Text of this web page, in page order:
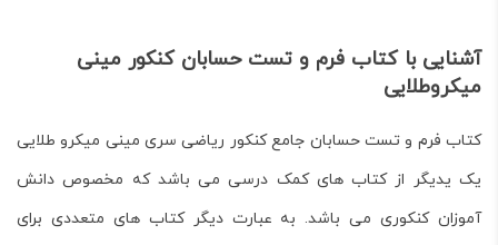
آشنایی با کتاب فرم و تست حسابان کنکور مینی
میکروطلایی
کتاب فرم و تست حسابان جامع کنکور ریاضی سری مینی میکرو طلایی
یک یدیگر از کتاب های کمک درسی می باشد که مخصوص دانش
آموزان کنکوری می باشد. به عبارت دیگر کتاب های متعددی برای